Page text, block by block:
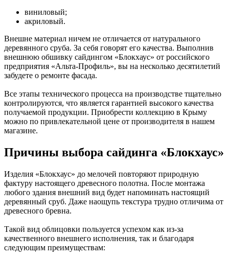
виниловый;
акриловый.
Внешне материал ничем не отличается от натурального
деревянного сруба. За себя говорят его качества. Выполнив
внешнюю обшивку сайдингом «Блокхаус» от российского
предприятия «Альта-Профиль», вы на несколько десятилетий
забудете о ремонте фасада.
Все этапы технического процесса на производстве тщательно
контролируются, что является гарантией высокого качества
получаемой продукции. Приобрести коллекцию в Крыму
можно по привлекательной цене от производителя в нашем
магазине.
Причины выбора сайдинга «Блокхаус»
Изделия «Блокхаус» до мелочей повторяют природную
фактуру настоящего древесного полотна. После монтажа
любого здания внешний вид будет напоминать настоящий
деревянный сруб. Даже наощупь текстура трудно отличима от
древесного бревна.
Такой вид облицовки пользуется успехом как из-за
качественного внешнего исполнения, так и благодаря
следующим преимуществам: